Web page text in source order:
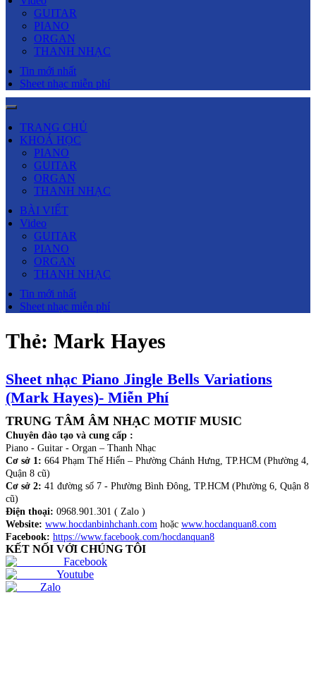
GUITAR
PIANO
ORGAN
THANH NHẠC
Tin mới nhất
Sheet nhạc miễn phí
TRANG CHỦ
KHOÁ HỌC
PIANO
GUITAR
ORGAN
THANH NHẠC
BÀI VIẾT
Video
GUITAR
PIANO
ORGAN
THANH NHẠC
Tin mới nhất
Sheet nhạc miễn phí
Thẻ: Mark Hayes
Sheet nhạc Piano Jingle Bells Variations
(Mark Hayes)- Miễn Phí
TRUNG TÂM ÂM NHẠC MOTIF MUSIC
Chuyên đào tạo và cung cấp :
Piano - Guitar - Organ – Thanh Nhạc
Cơ sở 1: 664 Phạm Thế Hiển – Phường Chánh Hưng, TP.HCM (Phường 4,
Quận 8 cũ)
Cơ sở 2: 41 đường số 7 - Phường Bình Đông, TP.HCM (Phường 6, Quận 8
cũ)
Điện thoại: 0968.901.301 ( Zalo )
Website: www.hocdanbinhchanh.com hoặc www.hocdanquan8.com
Facebook: https://www.facebook.com/hocdanquan8
KẾT NỐI VỚI CHÚNG TÔI
Facebook
Youtube
Zalo